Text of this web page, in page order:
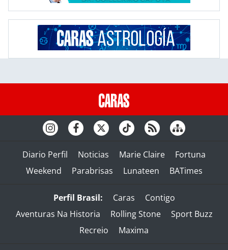
Diario Perfil Noticias Marie Claire
Fortuna
Weekend
Parabrisas Lunateen BATimes
Perfil Brasil: Caras
Contigo
Aventuras Na Historia
Rolling Stone
Sport Buzz
Recreio
Maxima